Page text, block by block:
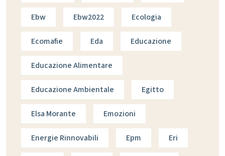
Ebw Ebw2022 Ecologia
Ecomafie Eda Educazione
Educazione Alimentare
Educazione Ambientale Egitto
Elsa Morante Emozioni
Energie Rinnovabili Epm Eri